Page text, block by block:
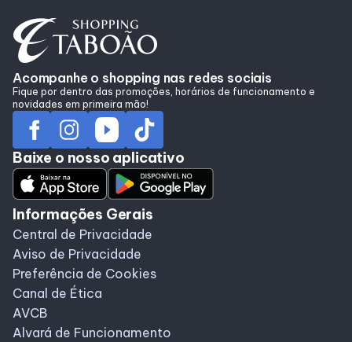
Acompanhe o shopping nas redes sociais
Fique por dentro das promoções, horários de funcionamento e
novidades em primeira mão!
Baixe o nosso aplicativo
Informações Gerais
Central de Privacidade
Aviso de Privacidade
Preferência de Cookies
Canal de Ética
AVCB
Alvará de Funcionamento